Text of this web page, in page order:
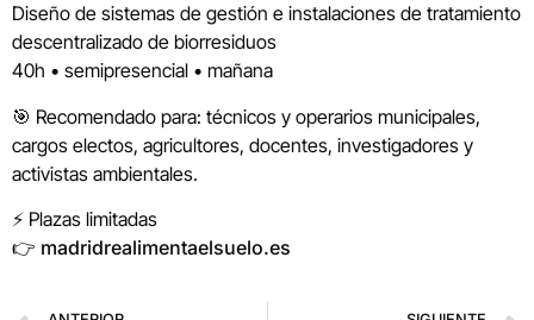
Diseño de sistemas de gestión e instalaciones de tratamiento
descentralizado de biorresiduos
40h • semipresencial • mañana
🎯 Recomendado para: técnicos y operarios municipales,
cargos electos, agricultores, docentes, investigadores y
activistas ambientales.
⚡ Plazas limitadas
👉 madridrealimentaelsuelo.es